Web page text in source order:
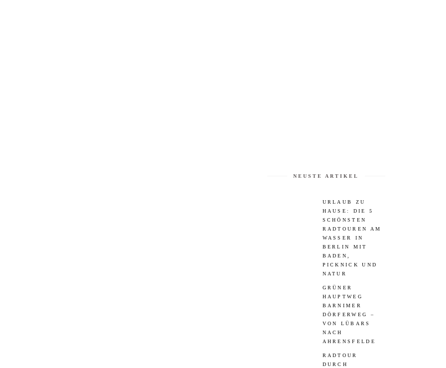
NEUSTE ARTIKEL
URLAUB ZU
HAUSE: DIE 5
SCHÖNSTEN
RADTOUREN AM
WASSER IN
BERLIN MIT
BADEN,
PICKNICK UND
NATUR
GRÜNER
HAUPTWEG
BARNIMER
DÖRFERWEG –
VON LÜBARS
NACH
AHRENSFELDE
RADTOUR
DURCH